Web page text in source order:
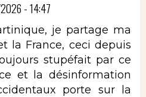
- 14:47
je partage ma
la France, ceci depuis
stupéfait par ce
et la désinformation
porte sur la